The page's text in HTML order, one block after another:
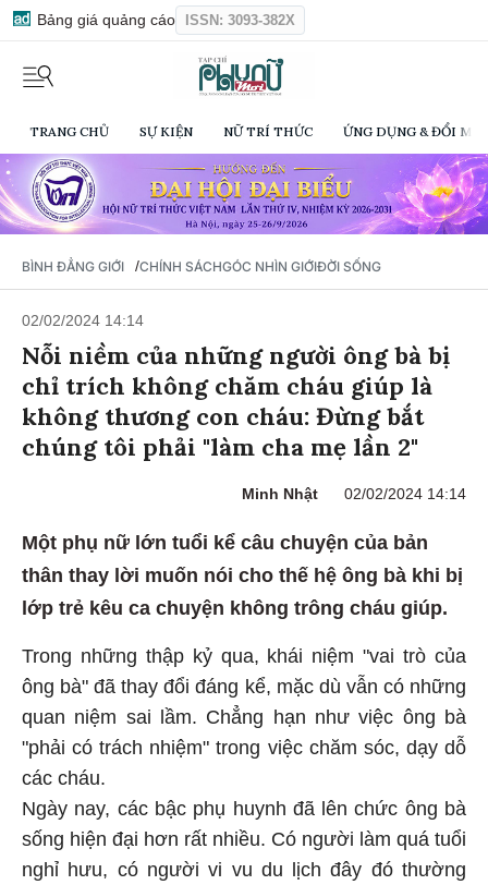
Bảng giá quảng cáo ISSN: 3093-382X
TRANG CHỦ SỰ KIỆN NỮ TRÍ THỨC ỨNG DỤNG & ĐỔI
BÌNH ĐẲNG GIỚI /CHÍNH SÁCHGÓC NHÌN GIỚIĐỜI SỐNG
02/02/2024 14:14
Nỗi niềm của những người ông bà bị
chỉ trích không chăm cháu giúp là
không thương con cháu: Đừng bắt
chúng tôi phải "làm cha mẹ lần 2"
Minh Nhật 02/02/2024 14:14
Một phụ nữ lớn tuổi kể câu chuyện của bản
thân thay lời muốn nói cho thế hệ ông bà khi bị
lớp trẻ kêu ca chuyện không trông cháu giúp.
Trong những thập kỷ qua, khái niệm "vai trò của
ông bà" đã thay đổi đáng kể, mặc dù vẫn có những
quan niệm sai lầm. Chẳng hạn như việc ông bà
"phải có trách nhiệm" trong việc chăm sóc, dạy dỗ
các cháu.
Ngày nay, các bậc phụ huynh đã lên chức ông bà
sống hiện đại hơn rất nhiều. Có người làm quá tuổi
nghỉ hưu, có người vi vu du lịch đây đó thường